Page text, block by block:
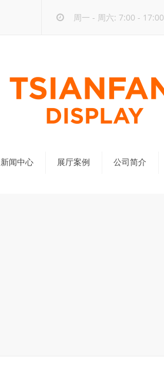
周一 - 周六: 7:00 - 17:00
新闻中心 展厅案例 公司简介